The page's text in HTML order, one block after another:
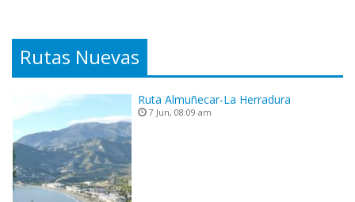
Rutas Nuevas
Ruta Almuñecar-La Herradura
7 Jun, 08:09 am